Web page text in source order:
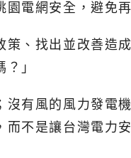
電網安全，避免
、找出並改善造
」
有風的風力發電
不是讓台灣電力